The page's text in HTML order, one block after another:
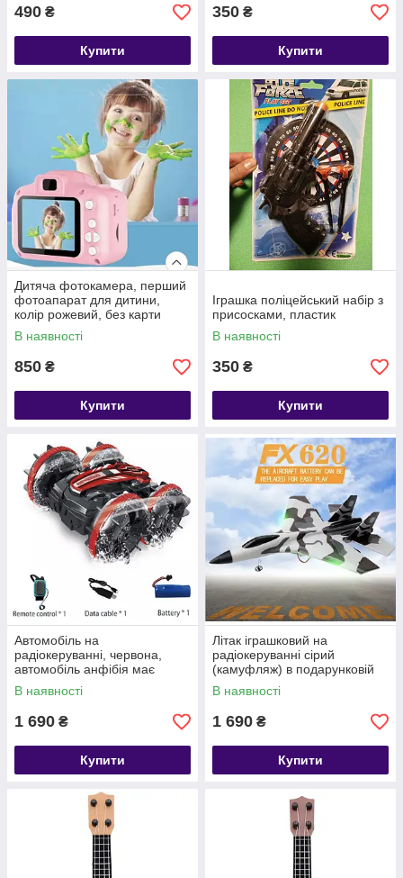
490 ₴
Купити
350 ₴
Купити
Дитяча фотокамера, перший
фотоапарат для дитини,
колір рожевий, без карти
пам'яті
В наявності
850 ₴
Купити
Іграшка поліцейський набір з
присосками, пластик
В наявності
350 ₴
Купити
Автомобіль на
радіокеруванні, червона,
автомобіль анфібія має
вологозахист, вік 8+, розмір
115,4*14,5*7,5 см
В наявності
1 690 ₴
Купити
Літак іграшковий на
радіокеруванні сірий
(камуфляж) в подарунковій
коробці (батарейки в
комплект не входять)
В наявності
1 690 ₴
Купити